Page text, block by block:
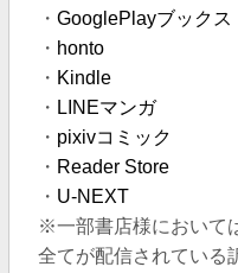
・ GooglePlayブックス
・ honto
・ Kindle
・ LINEマンガ
・ pixivコミック
・ Reader Store
・ U-NEXT
※一部書店様において
全てが配信されている